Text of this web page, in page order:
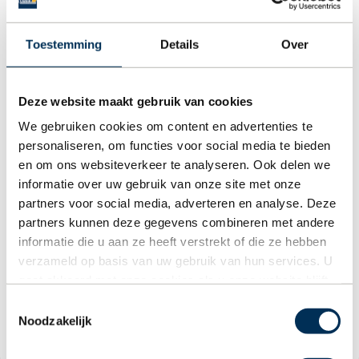
Toestemming Details Over
Deze website maakt gebruik van cookies
We gebruiken cookies om content en advertenties te
personaliseren, om functies voor social media te bieden
en om ons websiteverkeer te analyseren. Ook delen we
informatie over uw gebruik van onze site met onze
partners voor social media, adverteren en analyse. Deze
partners kunnen deze gegevens combineren met andere
informatie die u aan ze heeft verstrekt of die ze hebben
verzameld op basis van uw gebruik van hun services. U
Noodzakelijk
Privacy & algemene voorwaarden
Ik ga akkoord met het privacybeleid en de algemene
voorwaarden